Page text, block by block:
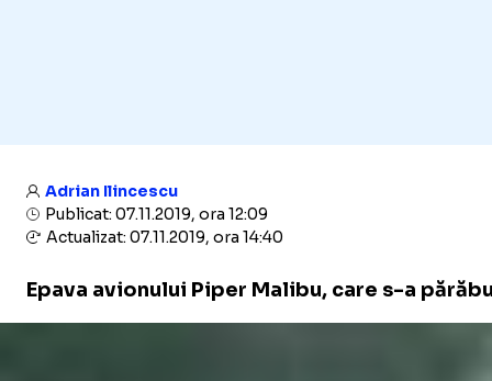
Adrian Ilincescu
Publicat: 07.11.2019, ora 12:09
Actualizat: 07.11.2019, ora 14:40
Epava avionului Piper Malibu, care s-a